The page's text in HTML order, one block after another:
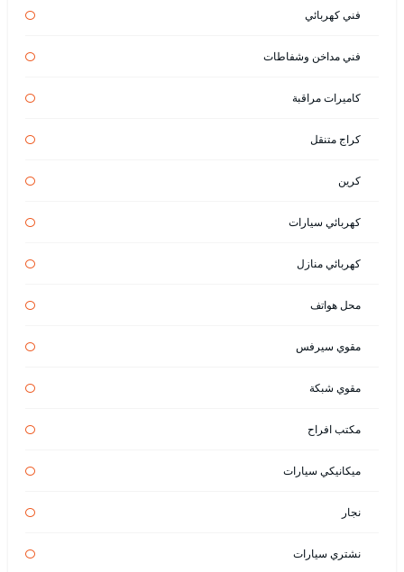
فني كهربائي
فني مداخن وشفاطات
كاميرات مراقبة
كراج متنقل
كرين
كهربائي سيارات
كهربائي منازل
محل هواتف
مقوي سيرفس
مقوي شبكة
مكتب افراح
ميكانيكي سيارات
نجار
نشتري سيارات